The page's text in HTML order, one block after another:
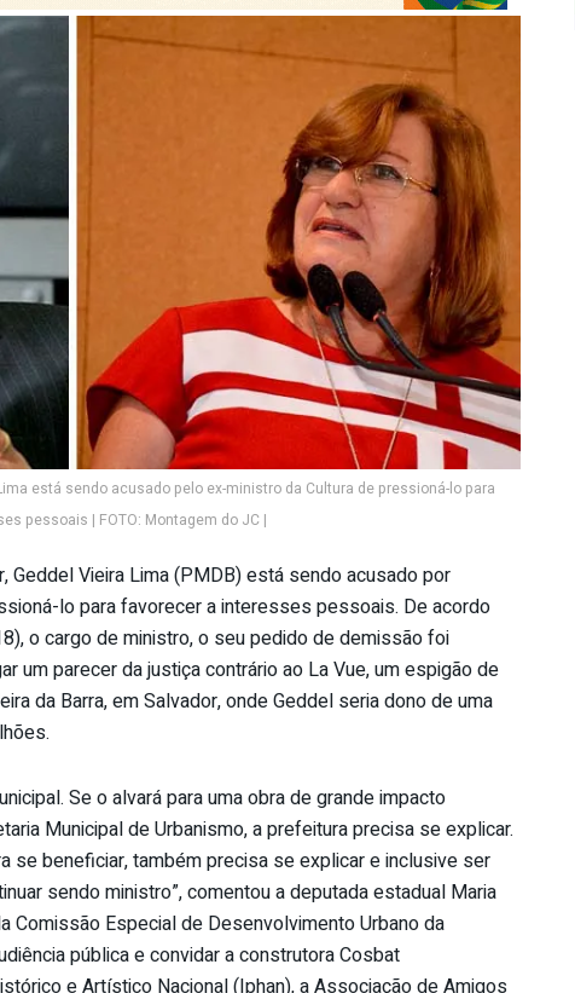
está sendo acusado pelo ex-ministro da Cultura de pressioná-lo para
pessoais | FOTO: Montagem do JC |
Geddel Vieira Lima (PMDB) está sendo acusado por
lo para favorecer a interesses pessoais. De acordo
o cargo de ministro, o seu pedido de demissão foi
um parecer da justiça contrário ao La Vue, um espigão de
da Barra, em Salvador, onde Geddel seria dono de uma
Se o alvará para uma obra de grande impacto
Municipal de Urbanismo, a prefeitura precisa se explicar.
se beneficiar, também precisa se explicar e inclusive ser
sendo ministro”, comentou a deputada estadual Maria
Comissão Especial de Desenvolvimento Urbano da
pública e convidar a construtora Cosbat
e Artístico Nacional (Iphan), a Associação de Amigos